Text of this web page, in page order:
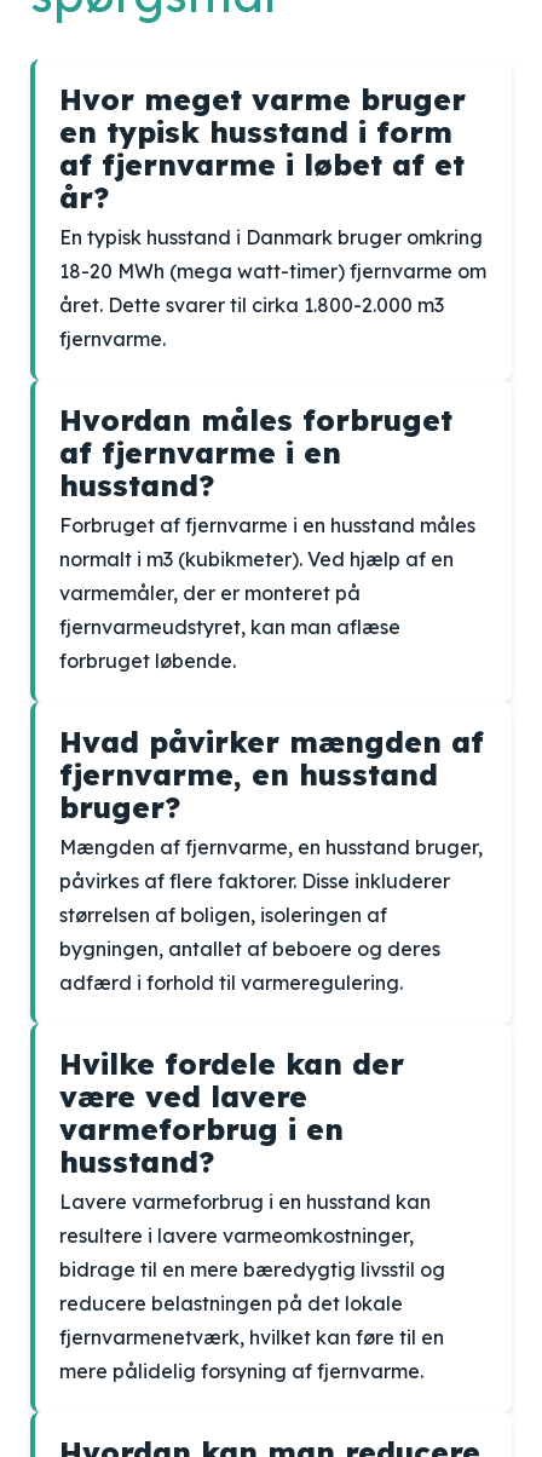
Hvor meget varme bruger
en typisk husstand i form
af fjernvarme i løbet af et
år?
En typisk husstand i Danmark bruger omkring
18-20 MWh (mega watt-timer) fjernvarme om
året. Dette svarer til cirka 1.800-2.000 m3
fjernvarme.
Hvordan måles forbruget
af fjernvarme i en
husstand?
Forbruget af fjernvarme i en husstand måles
normalt i m3 (kubikmeter). Ved hjælp af en
varmemåler, der er monteret på
fjernvarmeudstyret, kan man aflæse
forbruget løbende.
Hvad påvirker mængden af
fjernvarme, en husstand
bruger?
Mængden af fjernvarme, en husstand bruger,
påvirkes af flere faktorer. Disse inkluderer
størrelsen af boligen, isoleringen af ​​
bygningen, antallet af beboere og deres
adfærd i forhold til varmeregulering.
Hvilke fordele kan der
være ved lavere
varmeforbrug i en
husstand?
Lavere varmeforbrug i en husstand kan
resultere i lavere varmeomkostninger,
bidrage til en mere bæredygtig livsstil og
reducere belastningen på det lokale
fjernvarmenetværk, hvilket kan føre til en
mere pålidelig forsyning af fjernvarme.